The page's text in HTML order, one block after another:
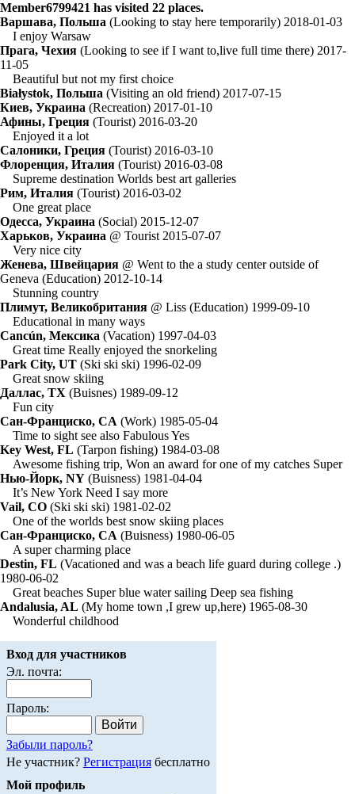
Member6799421 has visited 22 places.
Варшава, Польша (Looking to stay here temporarily) 2018-01-03
I enjoy Warsaw
Прага, Чехия (Looking to see if I want to,live full time there) 2017-
11-05
Beautiful but not my first choice
Białystok, Польша (Visiting an old friend) 2017-07-15
Киев, Украина (Recreation) 2017-01-10
Афины, Греция (Tourist) 2016-03-20
Enjoyed it a lot
Салоники, Греция (Tourist) 2016-03-10
Флоренция, Италия (Tourist) 2016-03-08
Supreme destination Worlds best art galleries
Рим, Италия (Tourist) 2016-03-02
One great place
Одесса, Украина (Social) 2015-12-07
Харьков, Украина @ Tourist 2015-07-07
Very nice city
Женева, Швейцария @ Went to the a study center outside of
Geneva (Education) 2012-10-14
Stunning country
Плимут, Великобритания @ Liss (Education) 1999-09-10
Educational in many ways
Cancún, Мексика (Vacation) 1997-04-03
Great time Really enjoyed the snorkeling
Park City, UT (Ski ski ski) 1996-02-09
Great snow skiing
Даллас, TX (Buisnes) 1989-09-12
Fun city
Сан-Франциско, CA (Work) 1985-05-04
Time to sight see also Fabulous Yes
Key West, FL (Tarpon fishing) 1984-03-08
Awesome fishing trip, Won an award for one of my catches Super
Нью-Йорк, NY (Buisness) 1981-04-04
It’s New York Need I say more
Vail, CO (Ski ski ski) 1981-02-02
One of the worlds best snow skiing places
Сан-Франциско, CA (Buisness) 1980-06-05
A super charming place
Destin, FL (Vacationed and was a beach life guard during college .)
1980-06-02
Great beaches Super blue water sailing Deep sea fishing
Andalusia, AL (My home town ,I grew up,here) 1965-08-30
Wonderful childhood
Вход для участников
Эл. почта:
Пароль:
Забыли пароль?
Не участник? Регистрациябесплатно
Мой профиль